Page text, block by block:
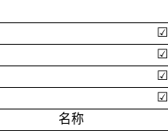
☑
☑
☑
☑
名称